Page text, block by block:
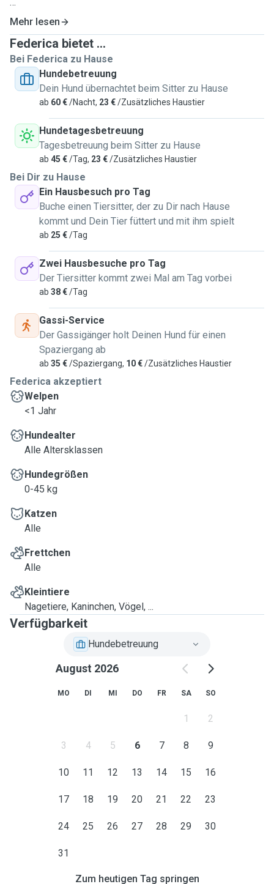
I offer dog walking, pet boarding, and home visits, all
tailored to meet the needs of your pet. I live in a cozy
apartment with a small garden, perfect for some outdoor
play and relaxation.
I love spending time in nature and going on long walks, and
I'd be happy to bring your dog along for the adventure!
Whether it’s cuddles, playtime, or just someone reliable to
look after your pet while you're away, I’ll treat them as if
they were my own.
Feel free to reach out - I’d love to meet you and your furry
friend!
Mehr lesen
Federica bietet ...
Bei Federica zu Hause
Hundebetreuung
Dein Hund übernachtet beim Sitter zu Hause
ab 60 €/Nacht, 23 €/Zusätzliches Haustier
Hundetagesbetreuung
Tagesbetreuung beim Sitter zu Hause
ab 45 €/Tag, 23 €/Zusätzliches Haustier
Bei Dir zu Hause
Ein Hausbesuch pro Tag
Buche einen Tiersitter, der zu Dir nach Hause
kommt und Dein Tier füttert und mit ihm spielt
ab 25 €/Tag
Zwei Hausbesuche pro Tag
Der Tiersitter kommt zwei Mal am Tag vorbei
ab 38 €/Tag
Gassi-Service
Der Gassigänger holt Deinen Hund für einen
Spaziergang ab
ab 35 €/Spaziergang, 10 €/Zusätzliches Haustier
Federica akzeptiert
Welpen
<1 Jahr
Hundealter
Alle Altersklassen
Hundegrößen
0-45 kg
Katzen
Alle
Frettchen
Alle
Kleintiere
Nagetiere, Kaninchen, Vögel, ...
Verfügbarkeit
Hundebetreuung
August 2026
MO DI MI DO FR SA SO
1 2
3 4 5 6 7 8 9
10 11 12 13 14 15 16
17 18 19 20 21 22 23
24 25 26 27 28 29 30
31
Zum heutigen Tag springen